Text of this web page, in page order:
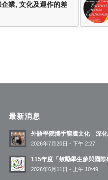
業, 文化及運作的差
最新消息
外語學院攜手龍騰文化 深
2026年7月20日 - 下午 2:27
115年度「鼓勵學生參與國
2026年6月11日 - 上午 10:49